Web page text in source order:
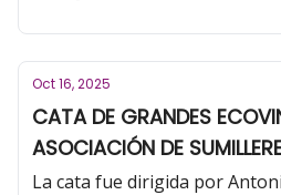
Oct 16, 2025
CATA DE GRANDES
ASOCIACIÓN DE
La cata fue dirigida por